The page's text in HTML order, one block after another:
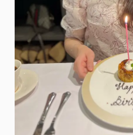
@
米
粒
愛
出